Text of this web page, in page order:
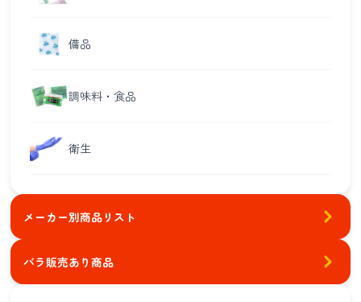
備品
調味料・食品
衛生
メーカー別商品リスト
バラ販売あり商品